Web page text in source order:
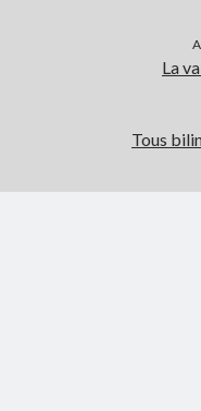
La
Tous